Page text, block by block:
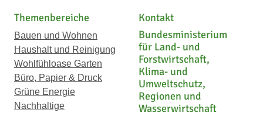
Themenbereiche
Bauen und Wohnen
Haushalt und Reinigung
Wohlfühloase Garten
Büro, Papier & Druck
Grüne Energie
Nachhaltige
Kontakt
Bundesministerium
für Land- und
Forstwirtschaft,
Klima- und
Umweltschutz,
Regionen und
Wasserwirtschaft